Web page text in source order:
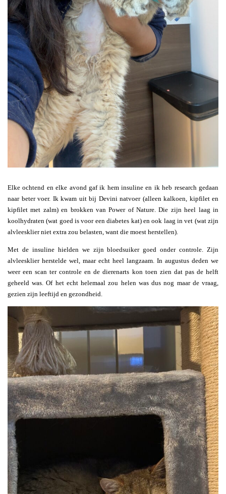
Elke ochtend en elke avond gaf ik hem insuline en ik heb research gedaan
naar beter voer. Ik kwam uit bij Devini natvoer (alleen kalkoen, kipfilet en
kipfilet met zalm) en brokken van Power of Nature. Die zijn heel laag in
koolhydraten (wat goed is voor een diabetes kat) en ook laag in vet (wat zijn
alvleesklier niet extra zou belasten, want die moest herstellen).
Met de insuline hielden we zijn bloedsuiker goed onder controle. Zijn
alvleesklier herstelde wel, maar echt heel langzaam. In augustus deden we
weer een scan ter controle en de dierenarts kon toen zien dat pas de helft
geheeld was. Of het echt helemaal zou helen was dus nog maar de vraag,
gezien zijn leeftijd en gezondheid.